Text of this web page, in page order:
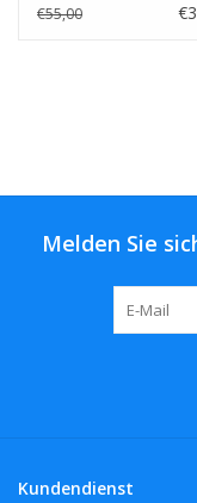
€55,00
Melden Sie
Kundendienst